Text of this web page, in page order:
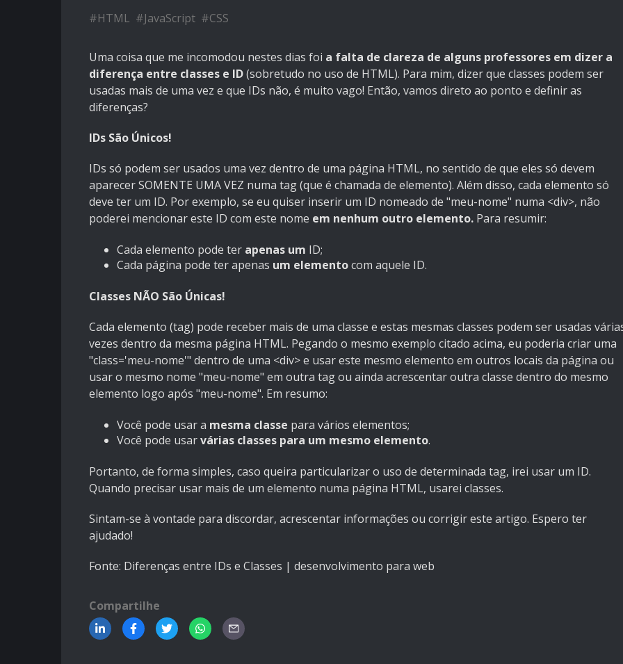
#HTML #JavaScript #CSS
Uma coisa que me incomodou nestes dias foi a falta de clareza de alguns professores em dizer a
diferença entre classes e ID(sobretudo no uso de HTML). Para mim, dizer que classes podem ser
usadas mais de uma vez e que IDs não, é muito vago! Então, vamos direto ao ponto e definir as
diferenças?
IDs São Únicos!
IDs só podem ser usados uma vez dentro de uma página HTML, no sentido de que eles só devem
aparecer SOMENTE UMA VEZ numa tag (que é chamada de elemento). Além disso, cada elemento só
deve ter um ID. Por exemplo, se eu quiser inserir um ID nomeado de "meu-nome" numa <div>, não
poderei mencionar este ID com este nome em nenhum outro elemento. Para resumir:
Cada elemento pode ter apenas um ID;
Cada página pode ter apenas um elementocom aquele ID.
Classes NÃO São Únicas!
Cada elemento (tag) pode receber mais de uma classe e estas mesmas classes podem ser usadas
vezes dentro da mesma página HTML. Pegando o mesmo exemplo citado acima, eu poderia criar uma
"class='meu-nome'" dentro de uma <div> e usar este mesmo elemento em outros locais da página ou
usar o mesmo nome "meu-nome" em outra tag ou ainda acrescentar outra classe dentro do mesmo
elemento logo após "meu-nome". Em resumo:
Você pode usar a mesma classe para vários elementos;
Você pode usarvárias classes para um mesmo elemento.
Portanto, de forma simples, caso queira particularizar o uso de determinada tag, irei usar um ID.
Quando precisar usar mais de um elemento numa página HTML, usarei classes.
Sintam-se à vontade para discordar, acrescentar informações ou corrigir este artigo. Espero ter
ajudado!
Fonte: Diferenças entre IDs e Classes | desenvolvimento para web
Compartilhe